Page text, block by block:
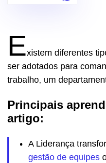
Existem diferentes
ser adotados para
trabalho, um
Principais
artigo:
A Liderança
gestão de equipes